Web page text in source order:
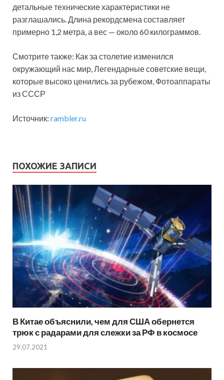
детальные технические характеристики не
разглашались. Длина рекордсмена составляет
примерно 1,2 метра, а вес — около 60 килограммов.
Смотрите также: Как за столетие изменился
окружающий нас мир, Легендарные советские вещи,
которые высоко ценились за рубежом, Фотоаппараты
из СССР
Источник: rambler.ru
ПОХОЖИЕ ЗАПИСИ
В Китае объяснили, чем для США обернется
трюк с радарами для слежки за РФ в космосе
29.07.2021